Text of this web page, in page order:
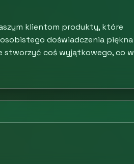
klientom produkty, które
doświadczenia piękna
stworzyć coś wyjątkowego, co w